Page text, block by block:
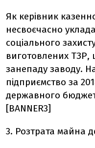
Як керівник
несвоєчасно
соціального
виготовлених ТЗР,
занепаду заводу.
підприємство за
державного
[BANNER3]
3. Розтрата майна